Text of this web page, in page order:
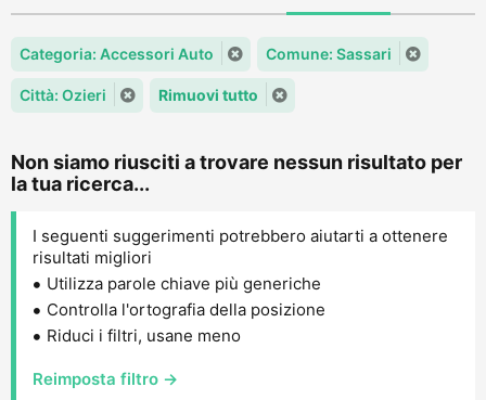
Categoria: Accessori Auto Comune: Sassari
Città: Ozieri Rimuovi tutto
Non siamo riusciti a trovare nessun risultato per
la tua ricerca...
I seguenti suggerimenti potrebbero aiutarti a ottenere
risultati migliori
Utilizza parole chiave più generiche
Controlla l'ortografia della posizione
Riduci i filtri, usane meno
Reimposta filtro →